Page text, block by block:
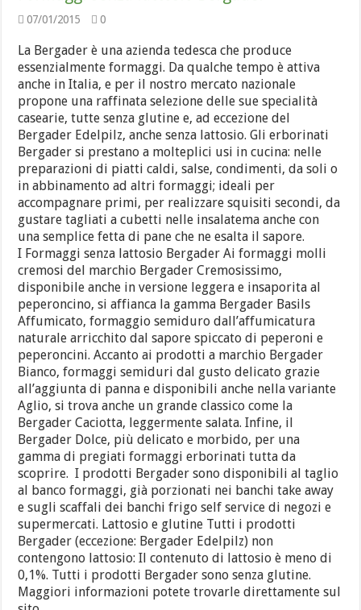
07/01/2015 0
La Bergader è una azienda tedesca che produce
essenzialmente formaggi. Da qualche tempo è attiva
anche in Italia, e per il nostro mercato nazionale
propone una raffinata selezione delle sue specialità
casearie, tutte senza glutine e, ad eccezione del
Bergader Edelpilz, anche senza lattosio. Gli erborinati
Bergader si prestano a molteplici usi in cucina: nelle
preparazioni di piatti caldi, salse, condimenti, da soli o
in abbinamento ad altri formaggi; ideali per
accompagnare primi, per realizzare squisiti secondi, da
gustare tagliati a cubetti nelle insalatema anche con
una semplice fetta di pane che ne esalta il sapore.
I Formaggi senza lattosio Bergader Ai formaggi molli
cremosi del marchio Bergader Cremosissimo,
disponibile anche in versione leggera e insaporita al
peperoncino, si affianca la gamma Bergader Basils
Affumicato, formaggio semiduro dall’affumicatura
naturale arricchito dal sapore spiccato di peperoni e
peperoncini. Accanto ai prodotti a marchio Bergader
Bianco, formaggi semiduri dal gusto delicato grazie
all’aggiunta di panna e disponibili anche nella variante
Aglio, si trova anche un grande classico come la
Bergader Caciotta, leggermente salata. Infine, il
Bergader Dolce, più delicato e morbido, per una
gamma di pregiati formaggi erborinati tutta da
scoprire. I prodotti Bergader sono disponibili al taglio
al banco formaggi, già porzionati nei banchi take away
e sugli scaffali dei banchi frigo self service di negozi e
supermercati. Lattosio e glutine Tutti i prodotti
Bergader (eccezione: Bergader Edelpilz) non
contengono lattosio: Il contenuto di lattosio è meno di
0,1%. Tutti i prodotti Bergader sono senza glutine.
Maggiori informazioni potete trovarle direttamente sul